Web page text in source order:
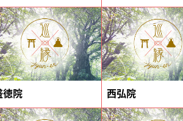
徳院 西弘院